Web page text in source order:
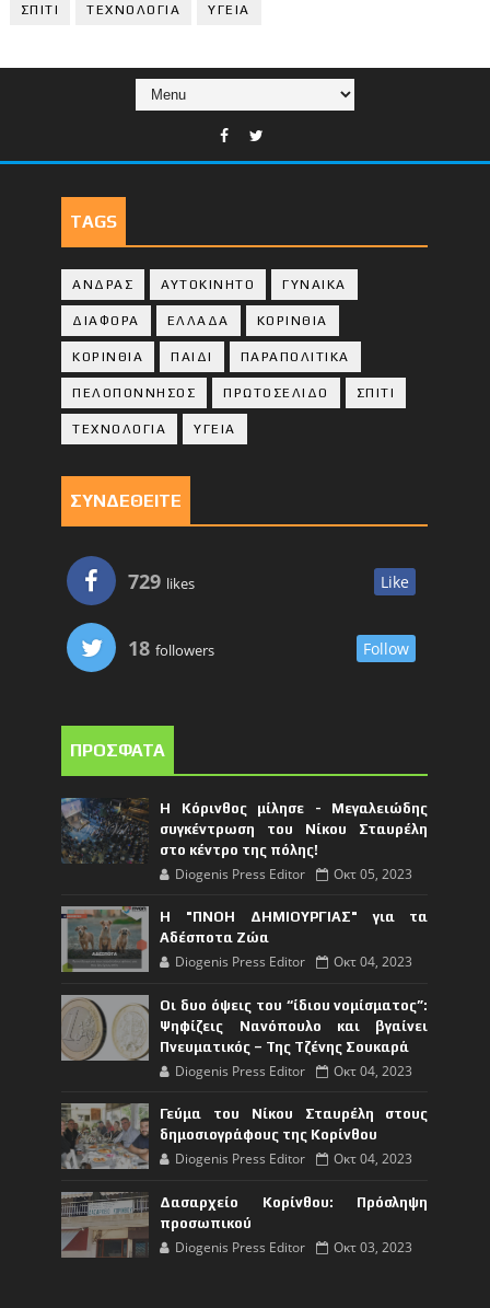
ΣΠΙΤΙ ΤΕΧΝΟΛΟΓΙΑ ΥΓΕΙΑ
TAGS
ΑΝΔΡΑΣ ΑΥΤΟΚΙΝΗΤΟ ΓΥΝΑΙΚΑ
ΔΙΑΦΟΡΑ ΕΛΛΑΔΑ ΚΟΡΙΝΘΙΑ
ΚΟΡΙΝΘΙA ΠΑΙΔΙ ΠΑΡΑΠΟΛΙΤΙΚΑ
ΠΕΛΟΠΟΝΝΗΣΟΣ ΠΡΩΤΟΣΕΛΙΔΟ ΣΠΙΤΙ
ΤΕΧΝΟΛΟΓΙΑ ΥΓΕΙΑ
ΣΥΝΔΕΘΕΙΤΕ
729 likes Like
18 followers Follow
ΠΡΟΣΦΑΤΑ
Η Κόρινθος μίλησε - Μεγαλειώδης
συγκέντρωση του Νίκου Σταυρέλη
στο κέντρο της πόλης!
Diogenis Press Editor Οκτ 05, 2023
Η "ΠΝΟΗ ΔΗΜΙΟΥΡΓΙΑΣ" για τα
Αδέσποτα Ζώα
Diogenis Press Editor Οκτ 04, 2023
Οι δυο όψεις του “ίδιου νομίσματος”:
Ψηφίζεις Νανόπουλο και βγαίνει
Πνευματικός – Της Τζένης Σουκαρά
Diogenis Press Editor Οκτ 04, 2023
Γεύμα του Νίκου Σταυρέλη στους
δημοσιογράφους της Κορίνθου
Diogenis Press Editor Οκτ 04, 2023
Δασαρχείο Κορίνθου: Πρόσληψη
προσωπικού
Diogenis Press Editor Οκτ 03, 2023